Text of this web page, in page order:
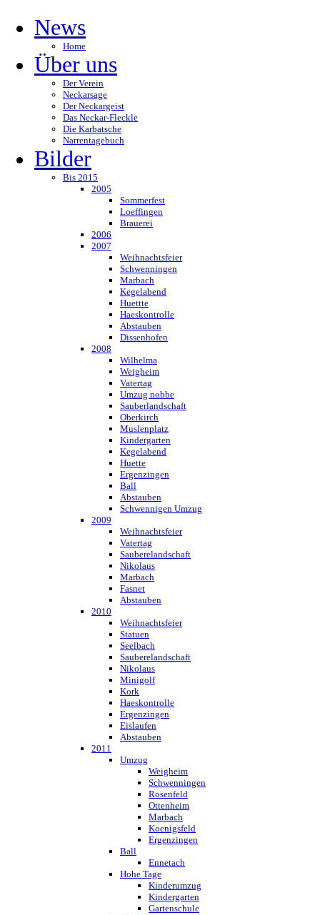
News
Home
Über uns
Der Verein
Neckarsage
Der Neckargeist
Das Neckar-Fleckle
Die Karbatsche
Narrentagebuch
Bilder
Bis 2015
2005
Sommerfest
Loeffingen
Brauerei
2006
2007
Weihnachtsfeier
Schwenningen
Marbach
Kegelabend
Huettte
Haeskontrolle
Abstauben
Dissenhofen
2008
Wilhelma
Weigheim
Vatertag
Umzug nobbe
Sauberlandschaft
Oberkirch
Muslenplatz
Kindergarten
Kegelabend
Huette
Ergenzingen
Ball
Abstauben
Schwennigen Umzug
2009
Weihnachtsfeier
Vatertag
Sauberelandschaft
Nikolaus
Marbach
Fasnet
Abstauben
2010
Weihnachtsfeier
Statuen
Seelbach
Sauberelandschaft
Nikolaus
Minigolf
Kork
Haeskontrolle
Ergenzingen
Eislaufen
Abstauben
2011
Umzug
Weigheim
Schwenningen
Rosenfeld
Ottenheim
Marbach
Koenigsfeld
Ergenzingen
Ball
Ennetach
Hohe Tage
Kinderumzug
Kindergarten
Gartenschule